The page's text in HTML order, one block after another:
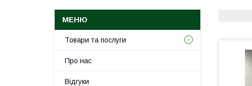
Товари та послуги
Про нас
Відгуки